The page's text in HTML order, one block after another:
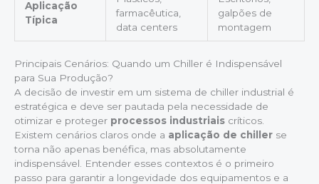
Aplicação
Típica
farmacêutica,
data centers
galpões de
montagem
Principais Cenários: Quando um Chiller é Indispensável
para Sua Produção?
A decisão de investir em um sistema de chiller industrial é
estratégica e deve ser pautada pela necessidade de
otimizar e proteger processos industriais críticos.
Existem cenários claros onde a aplicação de chiller se
torna não apenas benéfica, mas absolutamente
indispensável. Entender esses contextos é o primeiro
passo para garantir a longevidade dos equipamentos e a